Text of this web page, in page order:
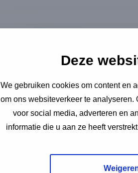
Deze
We gebruiken cookies om content en
om ons websiteverkeer te
voor social media, adverteren en
informatie die u aan ze heeft
"* " geeft vereiste
1